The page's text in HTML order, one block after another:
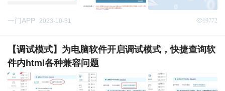
一门APP 2023-10-31 19772
【调试模式】为电脑软件开启调试模式，快捷查询软
件内html各种兼容问题